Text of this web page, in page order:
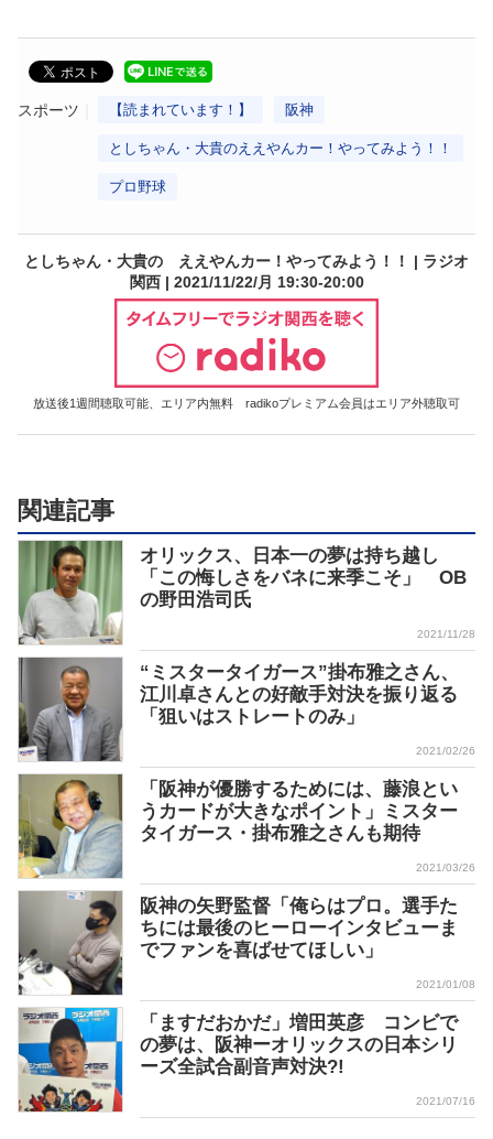
スポーツ 【読まれています！】 阪神
としちゃん・大貴のええやんカー！やってみよう！！
プロ野球
としちゃん・大貴の ええやんカー！やってみよう！！ | ラジオ
関西 | 2021/11/22/月 19:30-20:00
放送後1週間聴取可能、エリア内無料 radikoプレミアム会員はエリア外聴取可
関連記事
オリックス、日本一の夢は持ち越し
「この悔しさをバネに来季こそ」 OB
の野田浩司氏
2021/11/28
“ミスタータイガース”掛布雅之さん、
江川卓さんとの好敵手対決を振り返る
「狙いはストレートのみ」
2021/02/26
「阪神が優勝するためには、藤浪とい
うカードが大きなポイント」ミスター
タイガース・掛布雅之さんも期待
2021/03/26
阪神の矢野監督「俺らはプロ。選手た
ちには最後のヒーローインタビューま
でファンを喜ばせてほしい」
2021/01/08
「ますだおかだ」増田英彦 コンビで
の夢は、阪神ーオリックスの日本シリ
ーズ全試合副音声対決?!
2021/07/16